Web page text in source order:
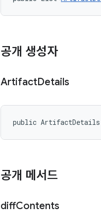
공개 생성자
ArtifactDetails
public
공개 메서드
diffContents